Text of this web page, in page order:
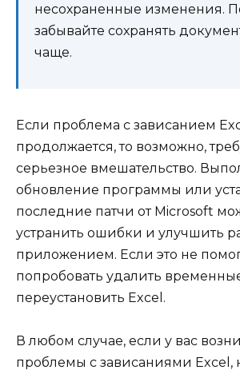
несохраненные изменения.
забывайте сохранять
чаще.
Если проблема с зависанием
продолжается, то возможно,
серьезное вмешательство.
обновление программы или
последние патчи от Microsoft
устранить ошибки и улучшить
приложением. Если это не
попробовать удалить
переустановить Excel.
В любом случае, если у вас
проблемы с зависаниями Excel,